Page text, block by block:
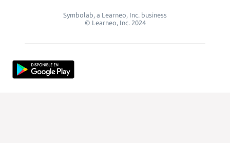
Symbolab, a Learneo, Inc. business
© Learneo, Inc. 2024